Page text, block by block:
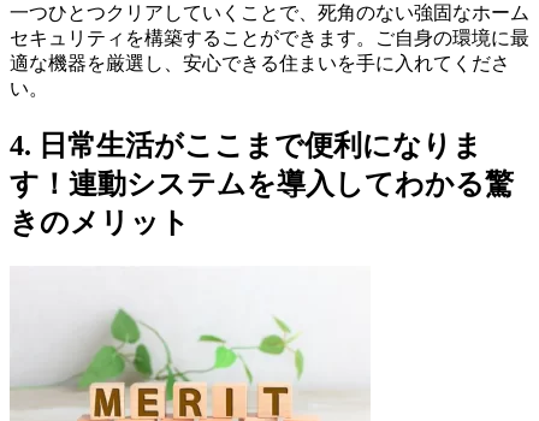
一つひとつクリアしていくことで、死角のない強固なホーム
セキュリティを構築することができます。ご自身の環境に最
適な機器を厳選し、安心できる住まいを手に入れてくださ
い。
4. 日常生活がここまで便利になりま
す！連動システムを導入してわかる驚
きのメリット